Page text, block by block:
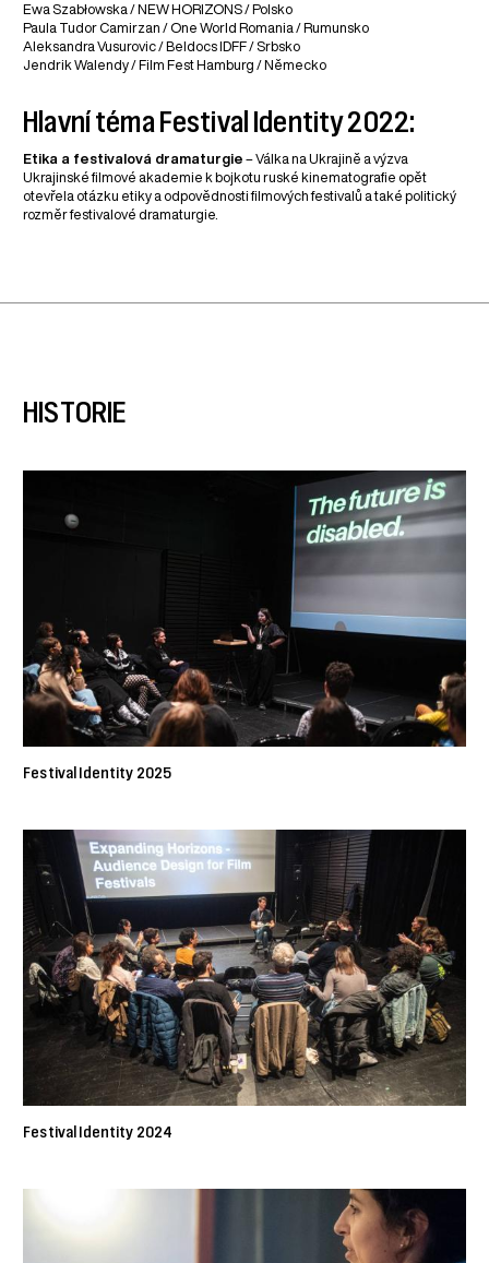
Ewa Szabłowska / NEW HORIZONS / Polsko
Paula Tudor Camirzan / One World Romania / Rumunsko
Aleksandra Vusurovic / Beldocs IDFF / Srbsko
Jendrik Walendy / Film Fest Hamburg / Německo
Hlavní téma Festival Identity 2022:
Etika a festivalová dramaturgie – Válka na Ukrajině a výzva
Ukrajinské filmové akademie k bojkotu ruské kinematografie opět
otevřela otázku etiky a odpovědnosti filmových festivalů a také politický
rozměr festivalové dramaturgie.
HISTORIE
Festival Identity 2025
Festival Identity 2024